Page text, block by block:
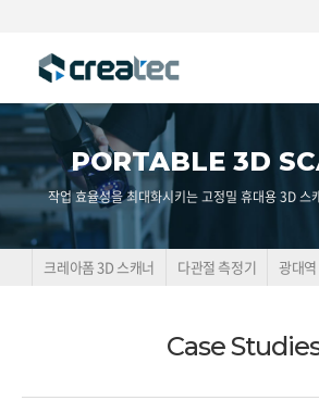
PORTABLE 3D
작업 효율성을 최대화시키는 고정밀 휴대용 3D 스
크레아폼 3D 스캐너 다관절 측정기 광대
Case